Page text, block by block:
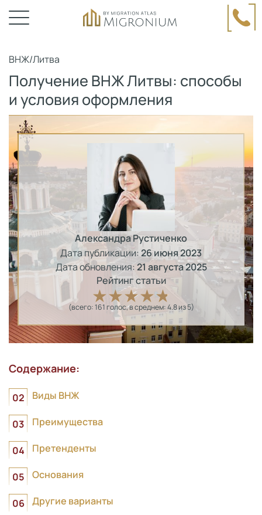
ВНЖ/Литва
Получение ВНЖ Литвы: способы
и условия оформления
Александра Рустиченко
Дата публикации:26 июня 2023
Дата обновления:21 августа 2025
Рейтинг статьи
(всего:161голос, в среднем:4.8из 5)
Содержание:
Виды ВНЖ
Преимущества
Претенденты
Основания
Другие варианты